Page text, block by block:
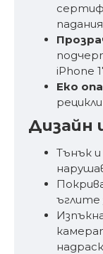
iPhone
Еко
Дизайн
Тънък
ъглите